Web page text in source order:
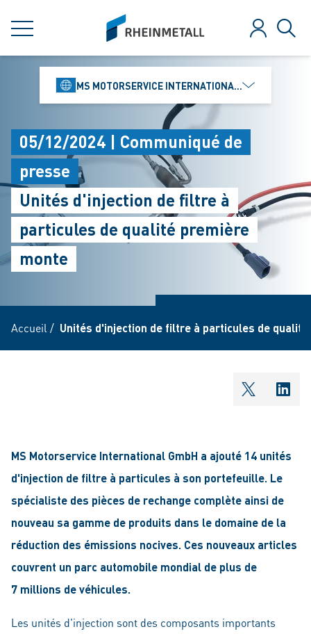
MENU
siteLogo
Se
MS MOTORSERVICE INTERNATIONAL GMBH
05/12/2024 | Communiqué de
presse
Unités d'injection de filtre à
particules de qualité première
monte
Accueil / Unités d'injection de filtre à particules de
MS Motorservice International GmbH a ajouté 14 unités
d'injection de filtre à particules à son portefeuille. Le
spécialiste des pièces de rechange complète ainsi de
nouveau sa gamme de produits dans le domaine de la
réduction des émissions nocives. Ces nouveaux articles
couvrent un parc automobile mondial de plus de
7 millions de véhicules.
Les unités d'injection sont des composants importants